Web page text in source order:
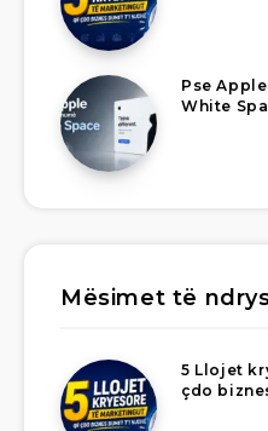
Pse
White
Mësimet të
5 Llojet
çdo